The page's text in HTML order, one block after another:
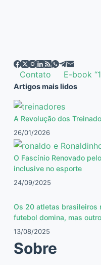
EDITOR17/06/2020
Contato E-book
Artigos mais lidos
A Revolução dos
26/01/2026
O Fascínio Renovado
inclusive no esporte
24/09/2025
Os 20 atletas brasileiros
futebol domina, mas
13/08/2025
Sobre